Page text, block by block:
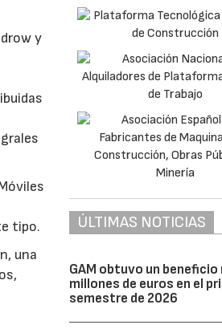
y
tipo.
una
ÚLTIMAS NOTICIAS
GAM obtuvo un
millones de euros en el
semestre de 2026